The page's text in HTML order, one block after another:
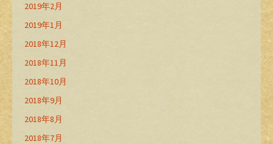
2019年2月
2019年1月
2018年12月
2018年11月
2018年10月
2018年9月
2018年8月
2018年7月